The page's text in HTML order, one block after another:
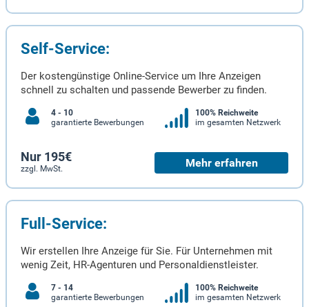
Self-Service:
Der kostengünstige Online-Service um Ihre Anzeigen
schnell zu schalten und passende Bewerber zu finden.
4 - 10
garantierte Bewerbungen
100% Reichweite
im gesamten Netzwerk
Nur 195€
zzgl. MwSt. Mehr erfahren
Full-Service:
Wir erstellen Ihre Anzeige für Sie. Für Unternehmen mit
wenig Zeit, HR-Agenturen und Personaldienstleister.
7 - 14
garantierte Bewerbungen
100% Reichweite
im gesamten Netzwerk